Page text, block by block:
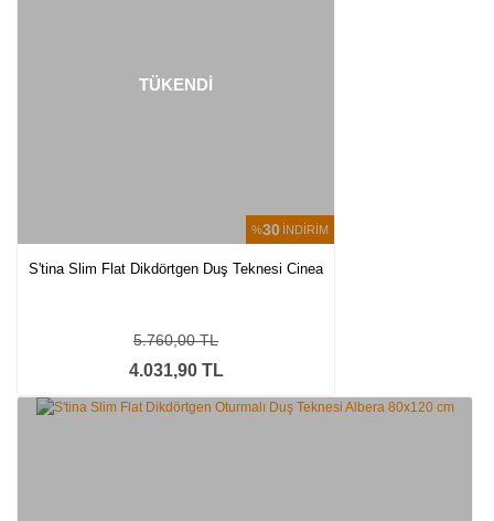
%30 İNDİRİM
TÜKENDİ
S'tina Slim Flat Dikdörtgen Duş Teknesi Cinea
4.031,90 TL
5.760,00 TL